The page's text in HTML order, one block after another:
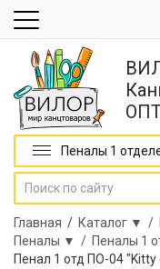
Пеналы 1
Главная / Каталог ▼ /
Пеналы ▼ / Пеналы 1
Пенал 1 отд ПО-04